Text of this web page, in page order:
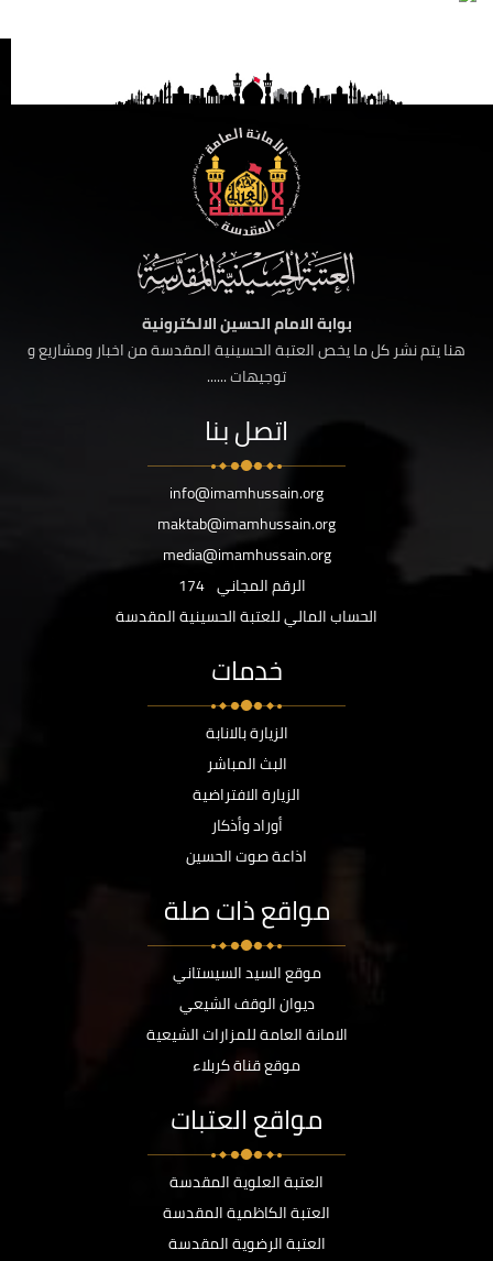
بوابة الامام الحسين الالكترونية
هنا يتم نشر كل ما يخص العتبة الحسينية المقدسة من اخبار ومشاريع و
توجيهات ......
اتصل بنا
info@imamhussain.org
maktab@imamhussain.org
media@imamhussain.org
الرقم المجاني 174
الحساب المالي للعتبة الحسينية المقدسة
خدمات
الزيارة بالانابة
البث المباشر
الزيارة الافتراضية
أوراد وأذكار
اذاعة صوت الحسين
مواقع ذات صلة
موقع السيد السيستاني
ديوان الوقف الشيعي
الامانة العامة للمزارات الشيعية
موقع قناة كربلاء
مواقع العتبات
العتبة العلوية المقدسة
العتبة الكاظمية المقدسة
العتبة الرضوية المقدسة